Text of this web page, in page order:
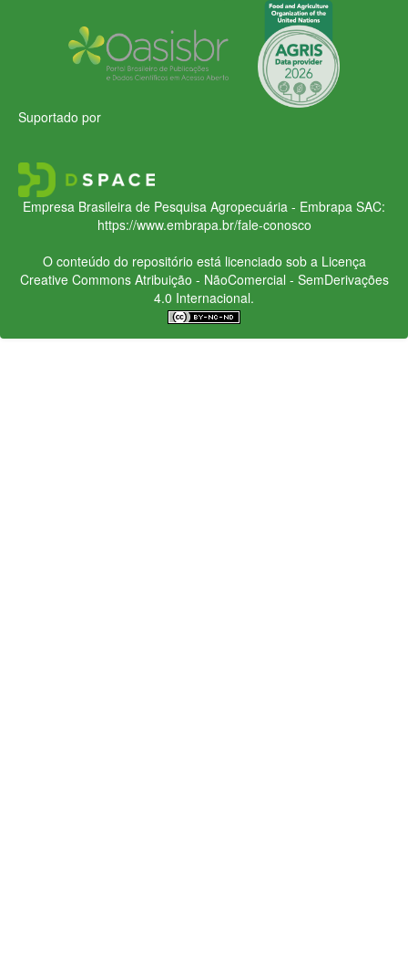
Suportado por
Empresa Brasileira de Pesquisa Agropecuária - Embrapa SAC:
https://www.embrapa.br/fale-conosco
O conteúdo do repositório está licenciado sob a Licença
Creative CommonsAtribuição - NãoComercial - SemDerivações
4.0 Internacional.